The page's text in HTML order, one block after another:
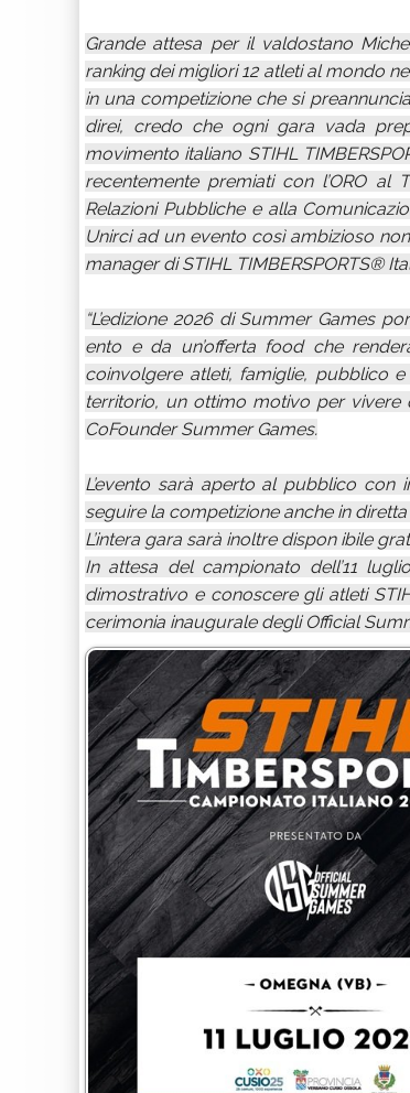
Grande attesa per il valdostano
ranking dei migliori 12 atleti al mondo
in una competizione che si
direi, credo che ogni gara vada
movimento italiano STIHL
recentemente premiati con l’ORO al
Relazioni Pubbliche e alla
Unirci ad un evento così ambizioso
manager di STIHL TIMBERSPORTS®
“L’edizione 2026 di Summer Games
ento e da un’offerta food che
coinvolgere atleti, famiglie, pubblico
territorio, un ottimo motivo per vivere
CoFounder Summer Games.
L’evento sarà aperto al pubblico
seguire la competizione anche in
L’intera gara sarà inoltre dispon ibile
In attesa del campionato dell’11
dimostrativo e conoscere gli atleti
cerimonia inaugurale degli Official